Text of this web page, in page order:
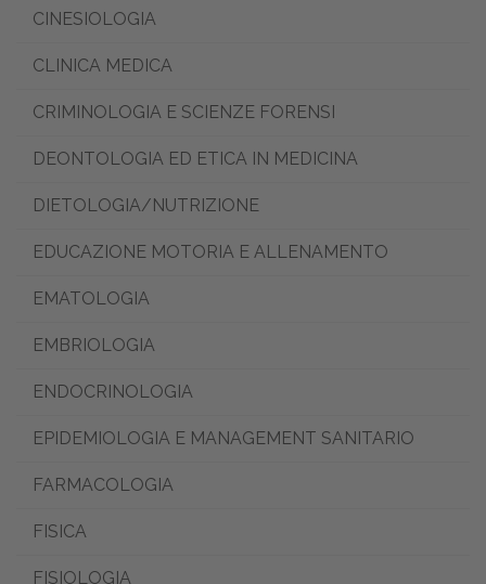
CINESIOLOGIA
CLINICA MEDICA
CRIMINOLOGIA E SCIENZE FORENSI
DEONTOLOGIA ED ETICA IN MEDICINA
DIETOLOGIA/NUTRIZIONE
EDUCAZIONE MOTORIA E ALLENAMENTO
EMATOLOGIA
EMBRIOLOGIA
ENDOCRINOLOGIA
EPIDEMIOLOGIA E MANAGEMENT SANITARIO
FARMACOLOGIA
FISICA
FISIOLOGIA